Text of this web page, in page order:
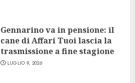
Gennarino va in pensione: il
cane di Affari Tuoi lascia la
trasmissione a fine stagione
LUGLIO 9, 2026